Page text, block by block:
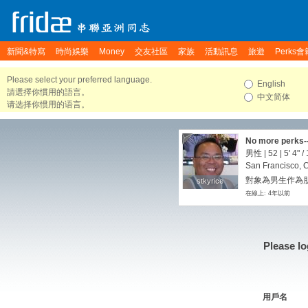
新聞&特寫 時尚娛樂 Money 交友社區 家族 活動訊息 旅遊 Perks會
Please select your preferred language.
請選擇你慣用的語言。
请选择你惯用的语言。
English
中文简体
stkyrice
stkyrice
No more
男性 | 52 | 5' 4" /
San Francisco,
對象為男生作為
在線上: 4年以前
Please
用戶名